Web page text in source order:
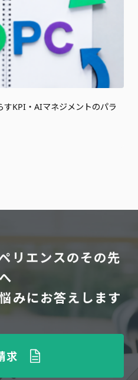
すKPI・AIマネジメントのパラ
リエンスのその先
へ
みにお答えします
求